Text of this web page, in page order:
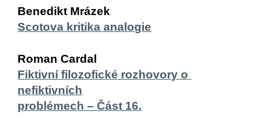
Benedikt Mrázek
Scotova kritika analogie
Roman Cardal
Fiktivní filozofické rozhovory o
nefiktivních
problémech – Část 16.